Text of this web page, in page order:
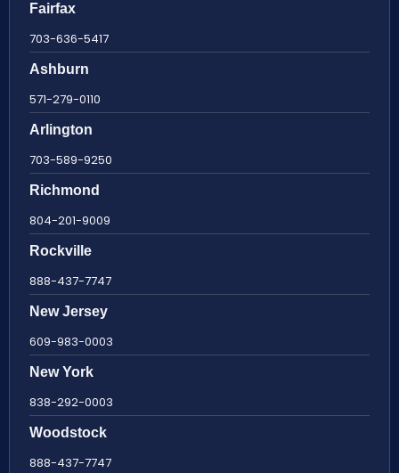
Fairfax
703-636-5417
Ashburn
571-279-0110
Arlington
703-589-9250
Richmond
804-201-9009
Rockville
888-437-7747
New Jersey
609-983-0003
New York
838-292-0003
Woodstock
888-437-7747